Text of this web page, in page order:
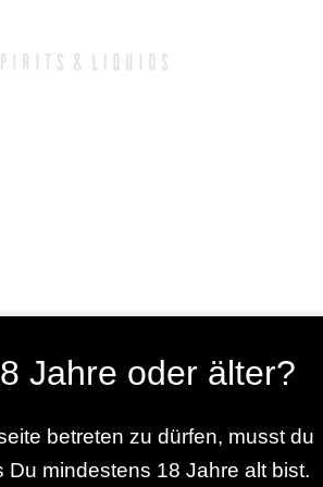
im Donautal IBAN: DE60 7216 9812
Jahre oder älter?
betreten zu dürfen, musst du
Du mindestens 18 Jahre alt bist.